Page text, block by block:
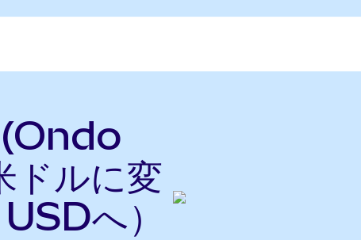
ルに変
へ）